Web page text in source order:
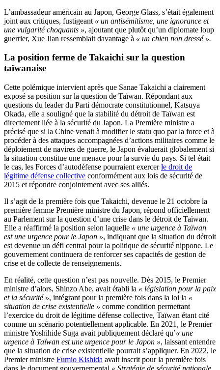
L’ambassadeur américain au Japon, George Glass, s’était également
joint aux critiques, fustigeant « un antisémitisme, une ignorance et
une vulgarité choquants », ajoutant que plutôt qu’un diplomate loup
guerrier, Xue Jian ressemblait davantage à « un chien non dressé ».
La position ferme de Takaichi sur la question
taïwanaise
Cette polémique intervient après que Sanae Takaichi a clairement
exposé sa position sur la question de Taïwan. Répondant aux
questions du leader du Parti démocrate constitutionnel, Katsuya
Okada, elle a souligné que la stabilité du détroit de Taïwan est
directement liée à la sécurité du Japon. La Première ministre a
précisé que si la Chine venait à modifier le statu quo par la force et à
procéder à des attaques accompagnées d’actions militaires comme le
déploiement de navires de guerre, le Japon évaluerait globalement si
la situation constitue une menace pour la survie du pays. Si tel était
le cas, les Forces d’autodéfense pourraient exercerle droit de
légitime défense collective conformément aux lois de sécurité de
2015 et répondre conjointement avec ses alliés.
Il s’agit de la première fois que Takaichi, devenue le 21 octobre la
première femme Première ministre du Japon, répond officiellement
au Parlement sur la question d’une crise dans le détroit de Taïwan.
Elle a réaffirmé la position selon laquelle « une urgence à Taïwan
est une urgence pour le Japon », indiquant que la situation du détroit
est devenue un défi central pour la politique de sécurité nippone. Le
gouvernement continuera de renforcer ses capacités de gestion de
crise et de collecte de renseignements.
En réalité, cette question n’est pas nouvelle. Dès 2015, le Premier
ministre d’alors, Shinzo Abe, avait établi la « législation pour la paix
et la sécurité », intégrant pour la première fois dans la loi la «
situation de crise existentielle » comme condition permettant
l’exercice du droit de légitime défense collective, Taïwan étant cité
comme un scénario potentiellement applicable. En 2021, le Premier
ministre Yoshihide Suga avait publiquement déclaré qu’« une
urgence à Taïwan est une urgence pour le Japon », laissant entendre
que la situation de crise existentielle pourrait s’appliquer. En 2022, le
Premier ministre Fumio Kishida avait inscrit pour la première fois